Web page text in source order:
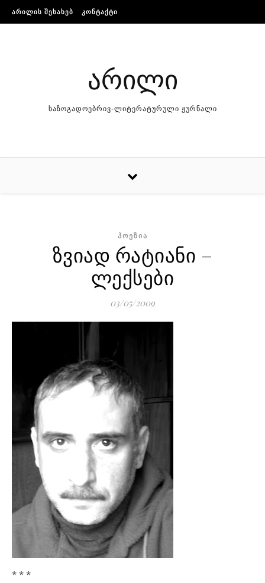
Skip to content
ᲐᲠᲘᲚᲘᲡ ᲨᲔᲡᲐᲮᲔᲑ ᲙᲝᲜᲢᲐᲥᲢᲘ
არილი
საზოგადოებრივ-ლიტერატურული ჟურნალი
ᲞᲝᲔᲖᲘᲐ
ზვიად რატიანი –
ლექსები
03/05/2009
* * *